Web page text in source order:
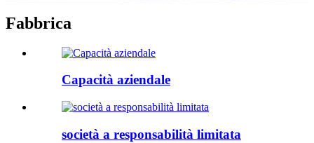
Fabbrica
Capacità aziendale
società a responsabilità limitata